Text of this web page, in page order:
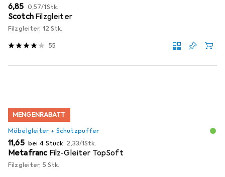
EUR
6,85 EUR
0,57/1Stk.
Scotch Filzgleiter
Filzgleiter, 12 Stk.
55
MENGENRABATT
Möbelgleiter + Schutzpuffer
EUR
11,65 bei 4 Stück EUR
2,33/1Stk.
Metafranc Filz-Gleiter TopSoft
Filzgleiter, 5 Stk.